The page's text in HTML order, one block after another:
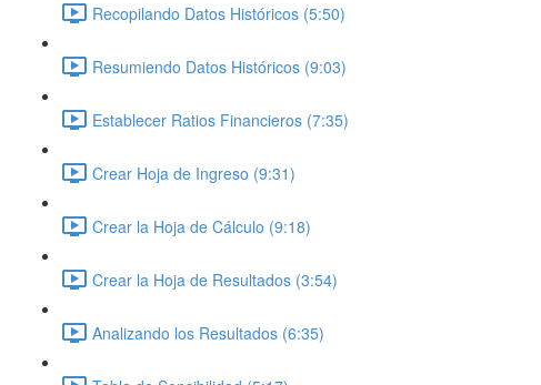
Recopilando Datos Históricos (5:50)
Resumiendo Datos Históricos (9:03)
Establecer Ratios Financieros (7:35)
Crear Hoja de Ingreso (9:31)
Crear la Hoja de Cálculo (9:18)
Crear la Hoja de Resultados (3:54)
Analizando los Resultados (6:35)